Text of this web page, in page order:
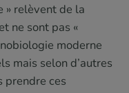
» relèvent de la
ne sont pas «
moderne
mais selon d’autres
prendre ces